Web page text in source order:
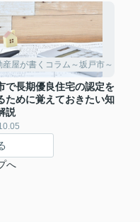
産屋が書くコラム～坂戸市～
で長期優良住宅の認定を
ために覚えておきたい知
説
へ